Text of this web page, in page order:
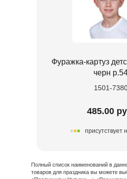
Фуражка-картуз
черн
1501-
485.00
присутствует
Полный список наименований в
товаров для праздника вы можете